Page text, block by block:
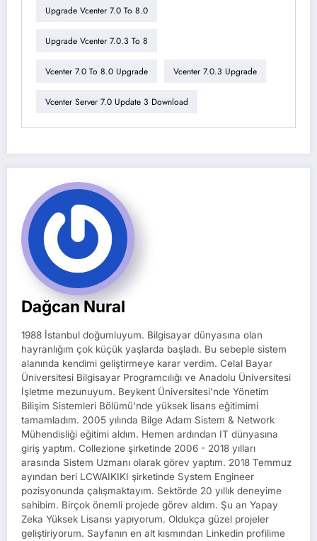
Upgrade Vcenter 7.0 To 8.0
Upgrade Vcenter 7.0.3 To 8
Vcenter 7.0 To 8.0 Upgrade Vcenter 7.0.3 Upgrade
Vcenter Server 7.0 Update 3 Download
Dağcan Nural
1988 İstanbul doğumluyum. Bilgisayar dünyasına olan
hayranlığım çok küçük yaşlarda başladı. Bu sebeple sistem
alanında kendimi geliştirmeye karar verdim. Celal Bayar
Üniversitesi Bilgisayar Programcılığı ve Anadolu Üniversitesi
İşletme mezunuyum. Beykent Üniversitesi'nde Yönetim
Bilişim Sistemleri Bölümü'nde yüksek lisans eğitimimi
tamamladım. 2005 yılında Bilge Adam Sistem & Network
Mühendisliği eğitimi aldım. Hemen ardından IT dünyasına
giriş yaptım. Collezione şirketinde 2006 - 2018 yılları
arasında Sistem Uzmanı olarak görev yaptım. 2018 Temmuz
ayından beri LCWAIKIKI şirketinde System Engineer
pozisyonunda çalışmaktayım. Sektörde 20 yıllık deneyime
sahibim. Birçok önemli projede görev aldım. Şu an Yapay
Zeka Yüksek Lisansı yapıyorum. Oldukça güzel projeler
geliştiriyorum. Sayfanın en alt kısmından Linkedin profilime